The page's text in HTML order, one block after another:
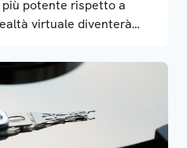
potente rispetto a
virtuale diventerà